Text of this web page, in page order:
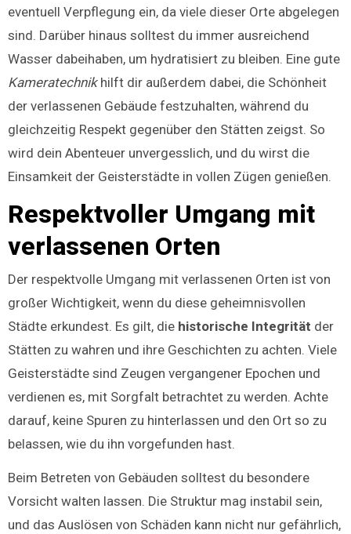
eventuell Verpflegung ein, da viele dieser Orte abgelegen
sind. Darüber hinaus solltest du immer ausreichend
Wasser dabeihaben, um hydratisiert zu bleiben. Eine gute
Kameratechnikhilft dir außerdem dabei, die Schönheit
der verlassenen Gebäude festzuhalten, während du
gleichzeitig Respekt gegenüber den Stätten zeigst. So
wird dein Abenteuer unvergesslich, und du wirst die
Einsamkeit der Geisterstädte in vollen Zügen genießen.
Respektvoller Umgang mit
verlassenen Orten
Der respektvolle Umgang mit verlassenen Orten ist von
großer Wichtigkeit, wenn du diese geheimnisvollen
Städte erkundest. Es gilt, die historische Integrität der
Stätten zu wahren und ihre Geschichten zu achten. Viele
Geisterstädte sind Zeugen vergangener Epochen und
verdienen es, mit Sorgfalt betrachtet zu werden. Achte
darauf, keine Spuren zu hinterlassen und den Ort so zu
belassen, wie du ihn vorgefunden hast.
Beim Betreten von Gebäuden solltest du besondere
Vorsicht walten lassen. Die Struktur mag instabil sein,
und das Auslösen von Schäden kann nicht nur gefährlich,